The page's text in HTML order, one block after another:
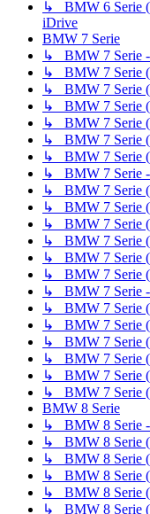
↳ BMW 6 Serie
iDrive
BMW 7 Serie
↳ BMW 7 Serie -
↳ BMW 7 Serie
↳ BMW 7 Serie
↳ BMW 7 Serie
↳ BMW 7 Serie
↳ BMW 7 Serie
↳ BMW 7 Serie
↳ BMW 7 Serie -
↳ BMW 7 Serie
↳ BMW 7 Serie
↳ BMW 7 Serie
↳ BMW 7 Serie
↳ BMW 7 Serie
↳ BMW 7 Serie
↳ BMW 7 Serie -
↳ BMW 7 Serie
↳ BMW 7 Serie
↳ BMW 7 Serie
↳ BMW 7 Serie
↳ BMW 7 Serie
↳ BMW 7 Serie
BMW 8 Serie
↳ BMW 8 Serie -
↳ BMW 8 Serie
↳ BMW 8 Serie
↳ BMW 8 Serie
↳ BMW 8 Serie
↳ BMW 8 Serie